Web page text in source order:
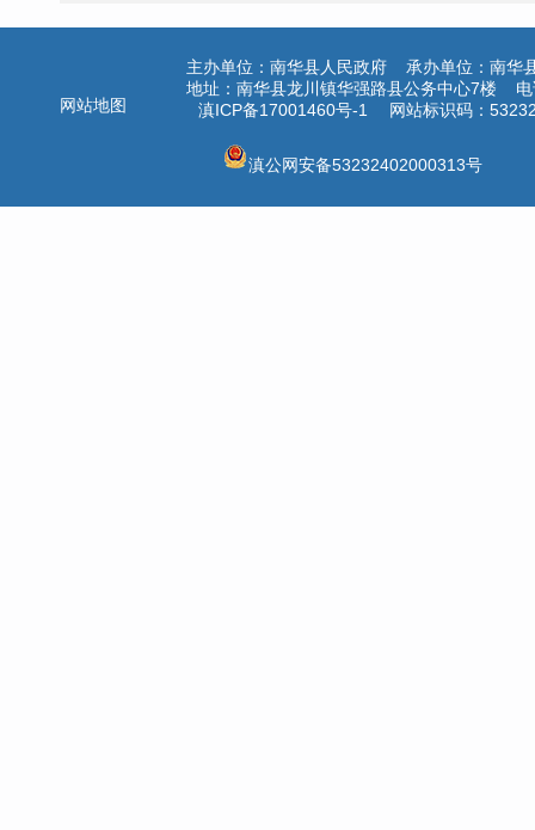
网站地图
主办单位：南华县人民政府 承办单位：南华
地址：南华县龙川镇华强路县公务中心7楼
滇ICP备17001460号-1
网站标识码：
滇公网安备53232402000313号